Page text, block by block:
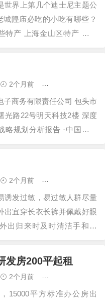
世界上第几个迪士尼主题公
城隍庙必吃的小吃有哪些？
特产 上海金山区特产 上海
2个月前
子商务有限责任公司 包头市
光路22号明天科技2楼 深度
略规划分析报告 ·中国互联
2个月前
诱发过敏，易过敏人群尽量
出宜穿长衣长裤并佩戴好眼
出归来时及时清洁手和口
良好，建议穿薄型套装等服
位于呼和浩特市区中部，中
发房200平起租
2个月前
15000平方标准办公房出